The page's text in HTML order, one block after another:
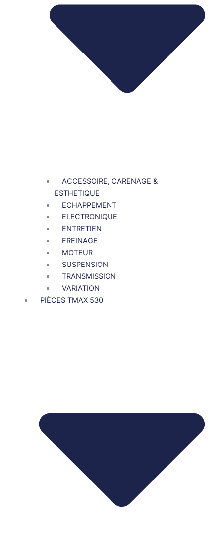
ACCESSOIRE, CARENAGE &
ESTHETIQUE
ECHAPPEMENT
ELECTRONIQUE
ENTRETIEN
FREINAGE
MOTEUR
SUSPENSION
TRANSMISSION
VARIATION
PIÈCES TMAX 530